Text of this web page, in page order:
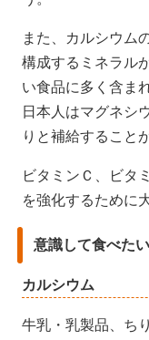
また、カルシウム
構成するミネラル
い食品に多く含ま
日本人はマグネシ
りと補給すること
ビタミンＣ、ビタ
を強化するために
意識して食べた
カルシウム
牛乳・乳製品、ち